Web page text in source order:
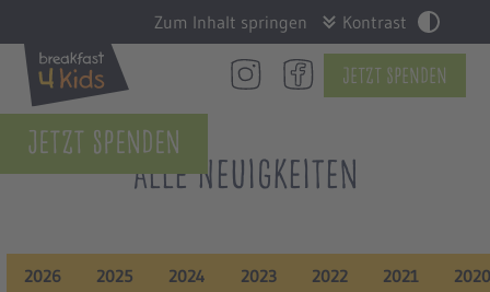
Zum Inhalt springen Kontrast
Jetzt Spenden
Jetzt Spenden
Alle Neuigkeiten
2026 2025 2024 2023 2022 2021 2020